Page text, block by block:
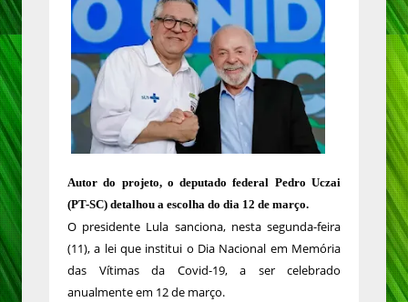
Autor do projeto, o deputado federal Pedro Uczai
(PT-SC) detalhou a escolha do dia 12 de março.
O presidente Lula sanciona, nesta segunda-feira
(11), a lei que institui o Dia Nacional em Memória
das Vítimas da Covid-19, a ser celebrado
anualmente em 12 de março.